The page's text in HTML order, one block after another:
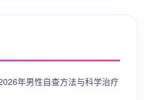
年男性自查方法与科学治疗